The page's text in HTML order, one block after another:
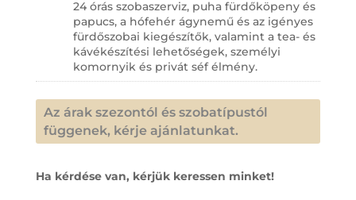
24 órás szobaszerviz, puha fürdőköpeny és
papucs, a hófehér ágynemű és az igényes
fürdőszobai kiegészítők, valamint a tea- és
kávékészítési lehetőségek, személyi
komornyik és privát séf élmény.
Az árak szezontól és szobatípustól
függenek, kérje ajánlatunkat.
Ha kérdése van, kérjük keressen minket!